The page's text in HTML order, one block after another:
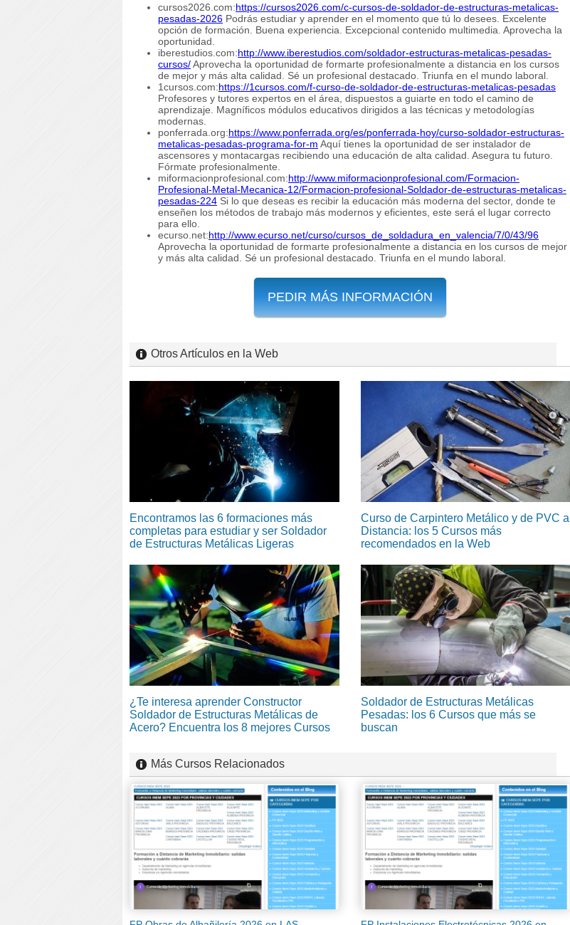
cursos2026.com:https://cursos2026.com/c-cursos-de-soldador-de-estructuras-metalicas-
pesadas-2026 Podrás estudiar y aprender en el momento que tú lo desees. Excelente
opción de formación. Buena experiencia. Excepcional contenido multimedia. Aprovecha la
oportunidad.
iberestudios.com:http://www.iberestudios.com/soldador-estructuras-metalicas-pesadas-
cursos/Aprovecha la oportunidad de formarte profesionalmente a distancia en los cursos
de mejor y más alta calidad. Sé un profesional destacado. Triunfa en el mundo laboral.
1cursos.com:https://1cursos.com/f-curso-de-soldador-de-estructuras-metalicas-pesadas
Profesores y tutores expertos en el área, dispuestos a guiarte en todo el camino de
aprendizaje. Magníficos módulos educativos dirigidos a las técnicas y metodologías
modernas.
ponferrada.org:https://www.ponferrada.org/es/ponferrada-hoy/curso-soldador-estructuras-
metalicas-pesadas-programa-for-m Aquí tienes la oportunidad de ser instalador de
ascensores y montacargas recibiendo una educación de alta calidad. Asegura tu futuro.
Fórmate profesionalmente.
miformacionprofesional.com:http://www.miformacionprofesional.com/Formacion-
Profesional-Metal-Mecanica-12/Formacion-profesional-Soldador-de-estructuras-metalicas-
pesadas-224 Si lo que deseas es recibir la educación más moderna del sector, donde te
enseñen los métodos de trabajo más modernos y eficientes, este será el lugar correcto
para ello.
ecurso.net:http://www.ecurso.net/curso/cursos_de_soldadura_en_valencia/7/0/43/96
Aprovecha la oportunidad de formarte profesionalmente a distancia en los cursos de mejor
y más alta calidad. Sé un profesional destacado. Triunfa en el mundo laboral.
PEDIR MÁS INFORMACIÓN
Otros Artículos en la Web
Encontramos las 6 formaciones más
completas para estudiar y ser Soldador
de Estructuras Metálicas Ligeras
Curso de Carpintero Metálico y de PVC a
Distancia: los 5 Cursos más
recomendados en la Web
¿Te interesa aprender Constructor
Soldador de Estructuras Metálicas de
Acero? Encuentra los 8 mejores Cursos
Soldador de Estructuras Metálicas
Pesadas: los 6 Cursos que más se
buscan
Más Cursos Relacionados